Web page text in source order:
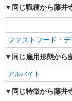
同じ職種から藤井
ファストフード・デ
同じ雇用形態から
アルバイト
同じ特徴から藤井